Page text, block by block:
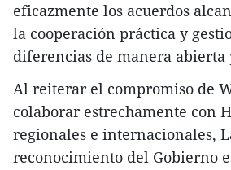
eficazmente los acuerdos
la cooperación práctica y
diferencias de manera abierta
Al reiterar el compromiso de
colaborar estrechamente con
regionales e internacionales,
reconocimiento del Gobierno